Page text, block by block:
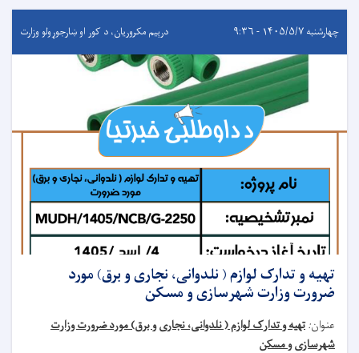
چهارشنبه ۱۴۰۵/۵/۷ - ۹:۳۶ درېيم مکروریان، د کور او ښارجوړولو وزارت
تهیه و تدارک لوازم ( نلدوانی، نجاری و برق) مورد
ضرورت وزارت شهرسازی و مسکن
عنوان:تهیه و تدارک لوازم ( نلدوانی، نجاری و برق) مورد ضرورت وزارت
شهرسازی و مسکن